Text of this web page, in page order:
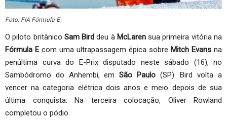
Foto: FIA Fórmula E
O piloto britânico Sam Bird deu à McLarensua primeira vitória na
Fórmula E com uma ultrapassagem épica sobre Mitch Evans na
penúltima curva do E-Prix disputado neste sábado (16), no
Sambódromo do Anhembi, emSão Paulo(SP). Bird volta a
vencer na categoria elétrica dois anos e meio depois de sua
última conquista. Na terceira colocação, Oliver Rowland
completou o pódio.